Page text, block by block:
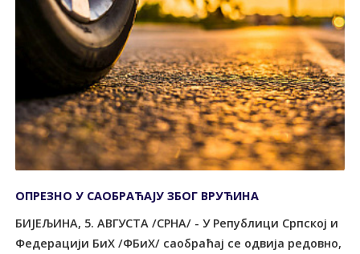
ОПРЕЗНО У САОБРАЋАЈУ ЗБОГ ВРУЋИНА
БИЈЕЉИНА, 5. АВГУСТА /СРНА/ - У Републици Српској и
Федерацији БиХ /ФБиХ/ саобраћај се одвија редовно,